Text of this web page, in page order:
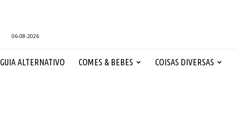
06-08-2026
GUIA ALTERNATIVO COMES & BEBES COISAS DIVERSAS